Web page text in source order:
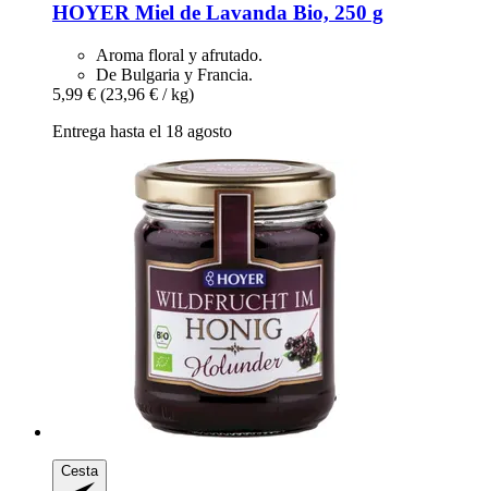
HOYER Miel de Lavanda Bio, 250 g
Aroma floral y afrutado.
De Bulgaria y Francia.
5,99 € (23,96 € / kg)
Entrega hasta el 18 agosto
Cesta